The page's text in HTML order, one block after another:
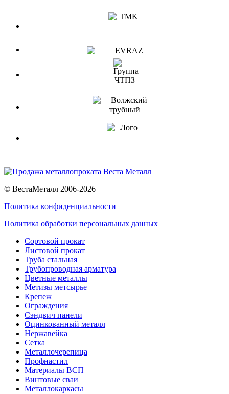
© ВестаМеталл 2006-2026
Политика конфиденциальности
Политика обработки персональных данных
Сортовой прокат
Листовой прокат
Труба стальная
Трубопроводная арматура
Цветные металлы
Метизы метсырье
Крепеж
Ограждения
Сэндвич панели
Оцинкованный металл
Нержавейка
Сетка
Металлочерепица
Профнастил
Материалы ВСП
Винтовые сваи
Металлокаркасы